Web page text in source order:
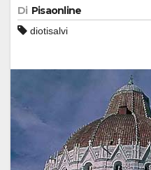
Di Pisaonline
diotisalvi